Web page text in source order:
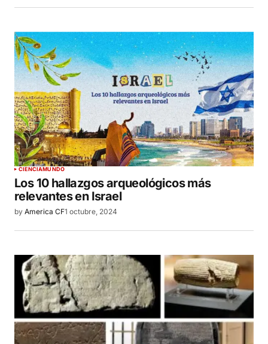
CIENCIAMUNDO
Los 10 hallazgos arqueológicos más
relevantes en Israel
by America CF1 octubre, 2024